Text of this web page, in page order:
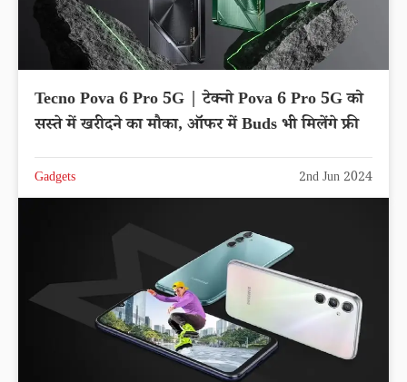
Tecno Pova 6 Pro 5G | टेक्नो Pova 6 Pro 5G को
सस्ते में खरीदने का मौका, ऑफर में Buds भी मिलेंगे फ्री
Gadgets 2nd Jun 2024